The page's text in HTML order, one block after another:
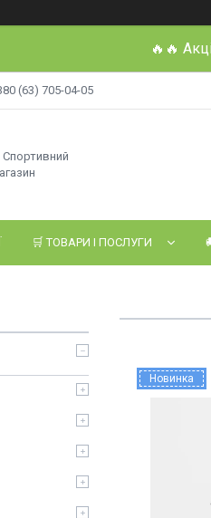
🔥🔥
(63) 705-04-05
Спортивний
🛒 ТОВАРИ І ПОСЛУГИ
Новинка